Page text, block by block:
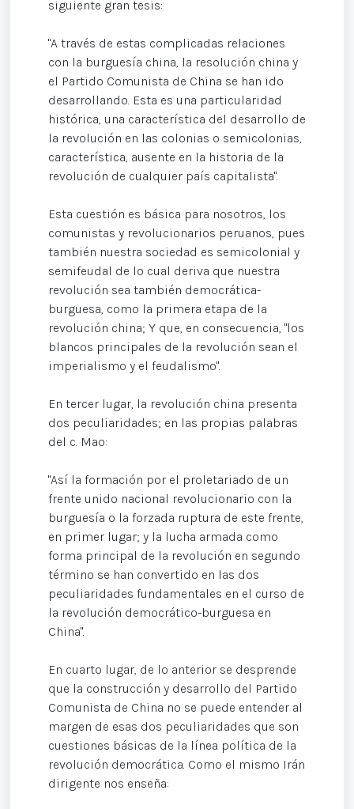
siguiente gran tesis:
"A través de estas complicadas relaciones
con la burguesía china, la resolución china y
el Partido Comunista de China se han ido
desarrollando. Esta es una particularidad
histórica, una característica del desarrollo de
la revolución en las colonias o semicolonias,
característica, ausente en la historia de la
revolución de cualquier país capitalista".
Esta cuestión es básica para nosotros, los
comunistas y revolucionarios peruanos, pues
también nuestra sociedad es semicolonial y
semifeudal de lo cual deriva que nuestra
revolución sea también democrática-
burguesa, como la primera etapa de la
revolución china; Y que, en consecuencia, "los
blancos principales de la revolución sean el
imperialismo y el feudalismo".
En tercer lugar, la revolución china presenta
dos peculiaridades; en las propias palabras
del c. Mao:
"Así la formación por el proletariado de un
frente unido nacional revolucionario con la
burguesía o la forzada ruptura de este frente,
en primer lugar; y la lucha armada como
forma principal de la revolución en segundo
término se han convertido en las dos
peculiaridades fundamentales en el curso de
la revolución democrático-burguesa en
China".
En cuarto lugar, de lo anterior se desprende
que la construcción y desarrollo del Partido
Comunista de China no se puede entender al
margen de esas dos peculiaridades que son
cuestiones básicas de la línea política de la
revolución democrática. Como el mismo Irán
dirigente nos enseña: